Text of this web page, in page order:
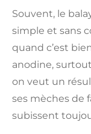
Souvent, le
simple et sans
quand c’est
anodine,
on veut un
ses mèches de
subissent